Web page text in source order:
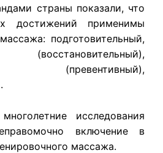
страны показали, что
достижений применимы
массажа: подготовительный,
(превентивный),
исследования
включение в
массажа.